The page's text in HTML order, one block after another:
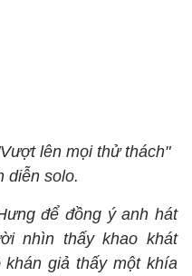
lên mọi thử thách"
diễn solo.
để đồng ý anh hát
nhìn thấy khao khát
giả thấy một khía